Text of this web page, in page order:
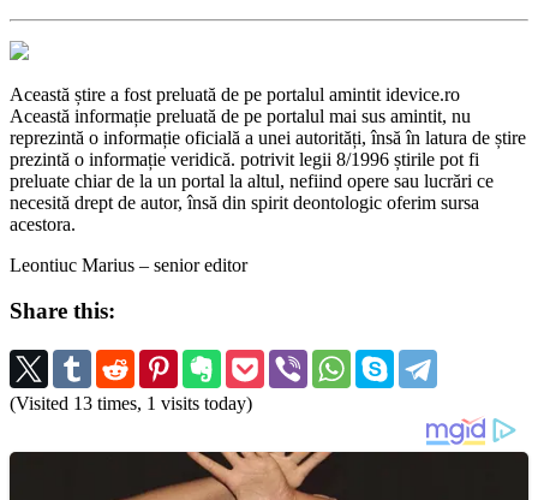
Această știre a fost preluată de pe portalul amintit idevice.ro
Această informație preluată de pe portalul mai sus amintit, nu
reprezintă o informație oficială a unei autorități, însă în latura de știre
prezintă o informație veridică. potrivit legii 8/1996 știrile pot fi
preluate chiar de la un portal la altul, nefiind opere sau lucrări ce
necesită drept de autor, însă din spirit deontologic oferim sursa
acestora.
Leontiuc Marius – senior editor
Share this:
(Visited 13 times, 1 visits today)